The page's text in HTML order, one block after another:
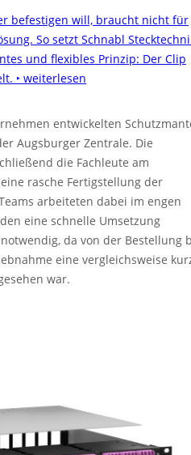
befestigen will, braucht nicht für
So setzt Schnabl
und flexibles Prinzip: Der Clip
‣ weiterlesen
entwickelten
Augsburger Zentrale. Die
die Fachleute am
rasche Fertigstellung der
arbeiteten dabei im engen
eine schnelle Umsetzung
da von der Bestellung
eine vergleichsweise
war.